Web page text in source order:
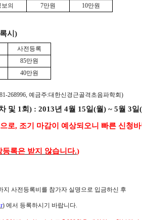
의
7만원 10만원
시)
사전등록
85만원
40만원
268996, 예금주:대한신경근골격초음파학회)
및 1회) : 2013년 4월 15일(월) ~ 5월 3일(
로, 조기 마감이 예상되오니 빠른 신청
록은 받지 않습니다.)
지 사전등록비를 참가자 실명으로 입금하신 후
) 에서 등록하시기 바랍니다.